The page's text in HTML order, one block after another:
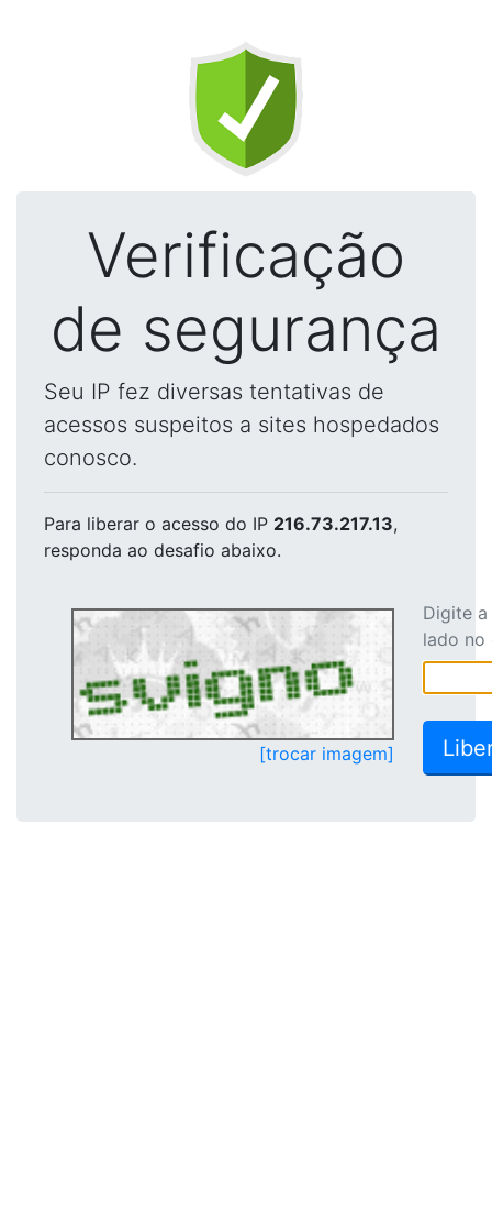
Verificação
de segurança
Seu IP fez diversas tentativas de
acessos suspeitos a sites hospedados
conosco.
Para liberar o acesso do IP 216.73.217.13,
responda ao desafio abaixo.
[trocar imagem]
Digite
lado no